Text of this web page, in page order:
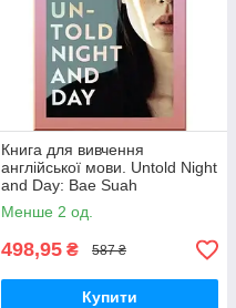
Книга для вивчення
англійської мови. Untold Night
and Day: Bae Suah
Менше 2 од.
498,95 ₴ 587 ₴
Купити